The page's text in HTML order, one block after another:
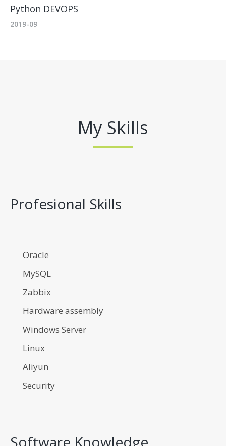
Python DEVOPS
2019-09
My Skills
Profesional Skills
Oracle
MySQL
Zabbix
Hardware assembly
Windows Server
Linux
Aliyun
Security
Software Knowledge